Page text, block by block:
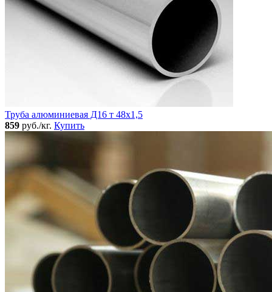
Труба алюминиевая Д16 т 48х1,5
859 руб./кг. Купить